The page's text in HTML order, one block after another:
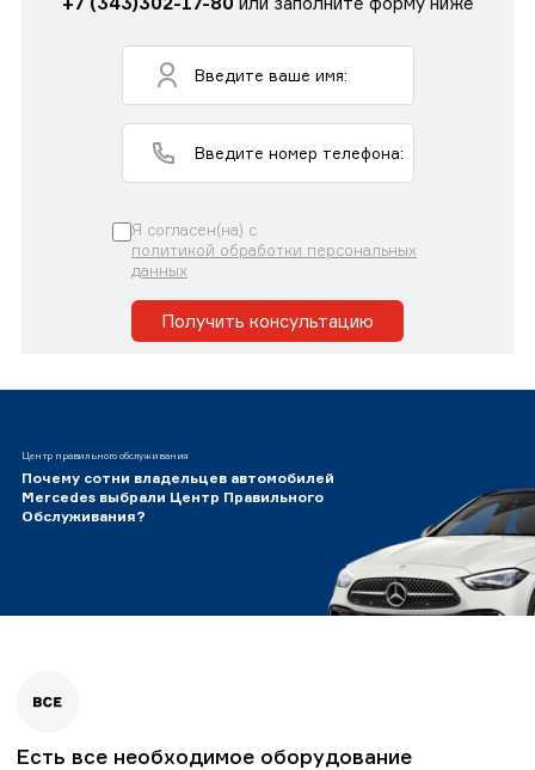
Я согласен(на) с
политикой обработки персональных
данных
Получить консультацию
Центр правильного обслуживания
Почему сотни владельцев автомобилей
Mercedes выбрали Центр Правильного
Обслуживания?
Есть все необходимое оборудование